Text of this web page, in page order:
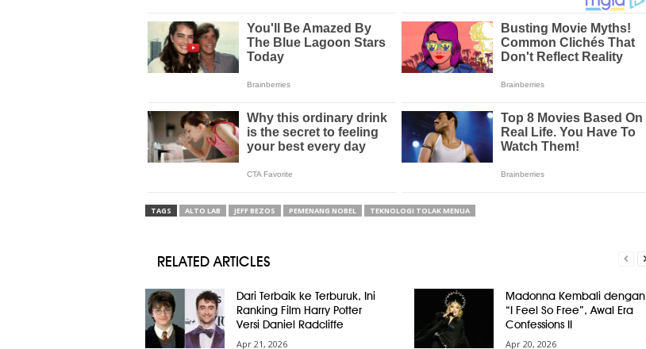
TAGS ALTO LAB JEFF BEZOS PEMENANG NOBEL TEKNOLOGI TOLAK MENUA
RELATED ARTICLES
Dari Terbaik ke Terburuk, Ini
Ranking Film Harry Potter
Versi Daniel Radcliffe
Apr 21, 2026
Madonna Kembali dengan
“I Feel So Free”, Awal Era
Confessions II
Apr 20, 2026